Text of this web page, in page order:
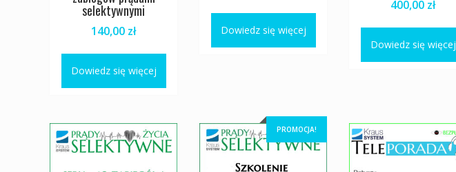
selektywnymi
140,00 zł
Dowiedz się więcej
Dowiedz się więcej
400,00 zł
Dowiedz się więcej
PROMOCJA!